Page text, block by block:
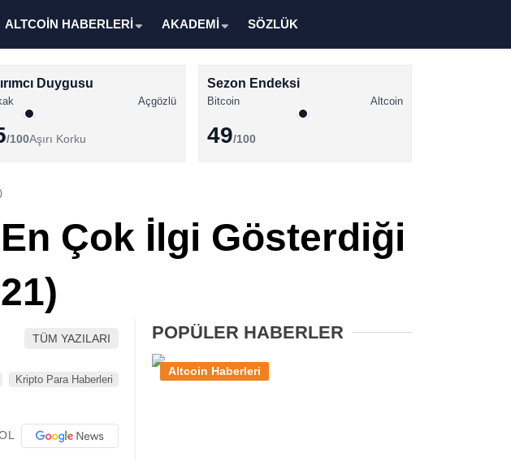
Altcoin Haberleri
XRP Haberleri
ALTCOİN HABERLERİ AKADEMİ SÖZLÜK
Duygusu
Açgözlü
/100Aşırı Korku
Sezon Endeksi
Bitcoin Altcoin
49/100
En Çok İlgi Gösterdiği
TÜM YAZILARI
Kripto Para Haberleri
POPÜLER HABERLER
Altcoin Haberleri